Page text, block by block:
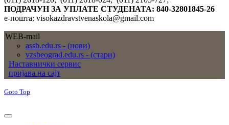
ПОДРАЧУН ЗА УПЛАТЕ СТУДЕНАТА: 840-32801845-26
е-пошта: visokazdravstvenaskola@gmail.com
WEB-mail
assb.edu.rs - (нови)
vzsbeograd.edu.rs - (стари)
Наставнички сервис
пријава на сајт
Goto Top